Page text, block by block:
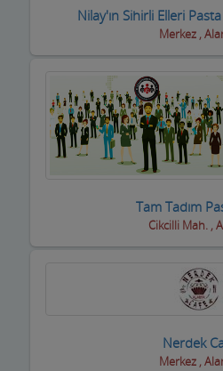
Nilay'ın Sihirli Elleri
Merkez ,
Tam Tadım
Cikcilli Mah. ,
Nerdek
Merkez ,